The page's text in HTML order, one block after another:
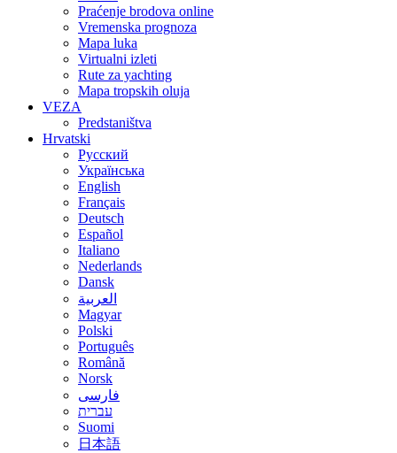
Praćenje brodova online
Vremenska prognoza
Mapa luka
Virtualni izleti
Rute za yachting
Mapa tropskih oluja
VEZA
Predstaništva
Hrvatski
Русский
Українська
English
Français
Deutsch
Español
Italiano
Nederlands
Dansk
العربية
Magyar
Polski
Português
Română
Norsk
فارسی
עברית
Suomi
日本語